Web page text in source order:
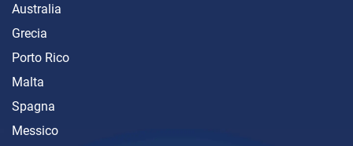
Australia
Grecia
Porto Rico
Malta
Spagna
Messico